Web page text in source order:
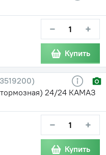
− +
Купить
24/24 КАМАЗ
− +
Купить